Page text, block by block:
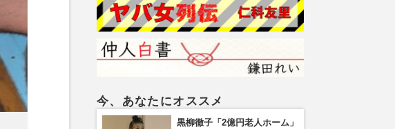
今、あなたにオススメ
黒柳徹子「2億円老人ホーム」